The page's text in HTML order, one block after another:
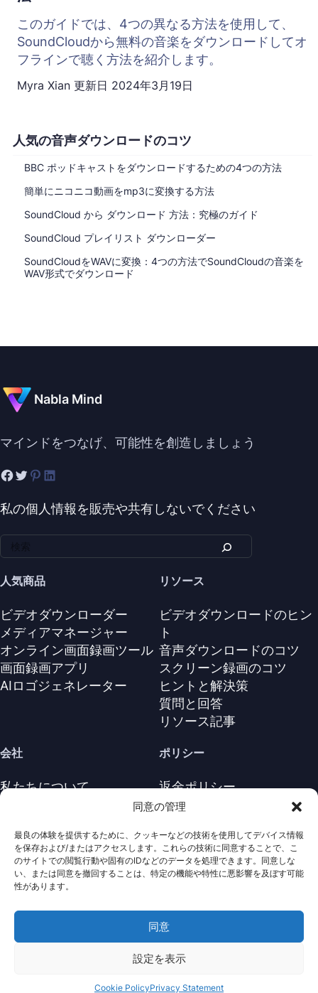
同意の管理
最良の体験を提供するために、クッキーなどの技術を使用してデバイス情報
を保存および/またはアクセスします。これらの技術に同意することで、こ
のサイトでの閲覧行動や固有のIDなどのデータを処理できます。同意しな
い、または同意を撤回することは、特定の機能や特性に悪影響を及ぼす可能
性があります。
同意
設定を表示
Cookie PolicyPrivacy Statement
人気の音声ダウンロードのコツ
BBC ポッドキャストをダウンロードするための4つの方法
簡単にニコニコ動画をmp3に変換する方法
SoundCloud から ダウンロード 方法：究極のガイド
SoundCloud プレイリスト ダウンローダー
SoundCloudをWAVに変換：4つの方法でSoundCloudの音楽を
WAV形式でダウンロード
このガイドでは、4つの異なる方法を使用して、
SoundCloudから無料の音楽をダウンロードしてオ
フラインで聴く方法を紹介します。
Myra Xian 更新日 2024年3月19日
Nabla Mind
マインドをつなげ、可能性を創造しましょう
私の個人情報を販売や共有しないでください
人気商品
ビデオダウンローダー
メディアマネージャー
オンライン画面録画ツール
画面録画アプリ
AIロゴジェネレーター
リソース
ビデオダウンロードのヒン
ト
音声ダウンロードのコツ
スクリーン録画のコツ
ヒントと解決策
質問と回答
リソース記事
会社
私たちについて
ポリシー
返金ポリシー
プライバシーポリシー
利用規約
アンインストール
Cookieポリシ
2026
Mind
· 著作権は全て保護されていま
す。